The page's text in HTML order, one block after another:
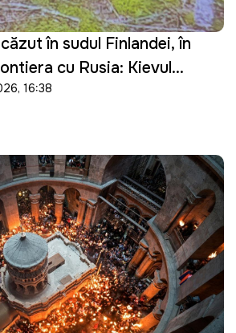
în sudul Finlandei, în
cu Rusia: Kievul
16:38